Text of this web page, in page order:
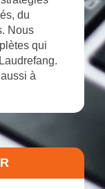
du
Nous
qui
à